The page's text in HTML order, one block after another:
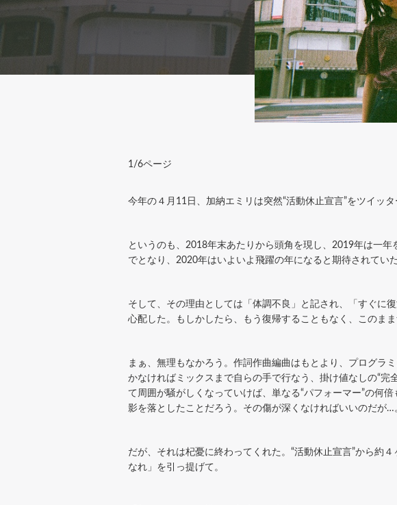
1/6ページ
今年の４月11日、加納エミリは突然“活動休止宣言”をツイッ
というのも、2018年末あたりから頭角を現し、2019年は一
でとなり、2020年はいよいよ飛躍の年になると期待されてい
そして、その理由としては「体調不良」と記され、「すぐに
心配した。もしかしたら、もう復帰することもなく、このま
まぁ、無理もなかろう。作詞作曲編曲はもとより、プログラ
かなければミックスまで自らの手で行なう、掛け値なしの“
て周囲が騒がしくなっていけば、単なる“パフォーマー”の何
影を落としたことだろう。その傷が深くなければいいのだが…
だが、それは杞憂に終わってくれた。“活動休止宣言”から約
なれ」を引っ提げて。